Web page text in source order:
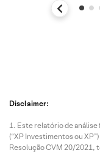
Disclaimer:
Este relatório de análise
(“XP Investimentos ou
Resolução CVM 20/2021,